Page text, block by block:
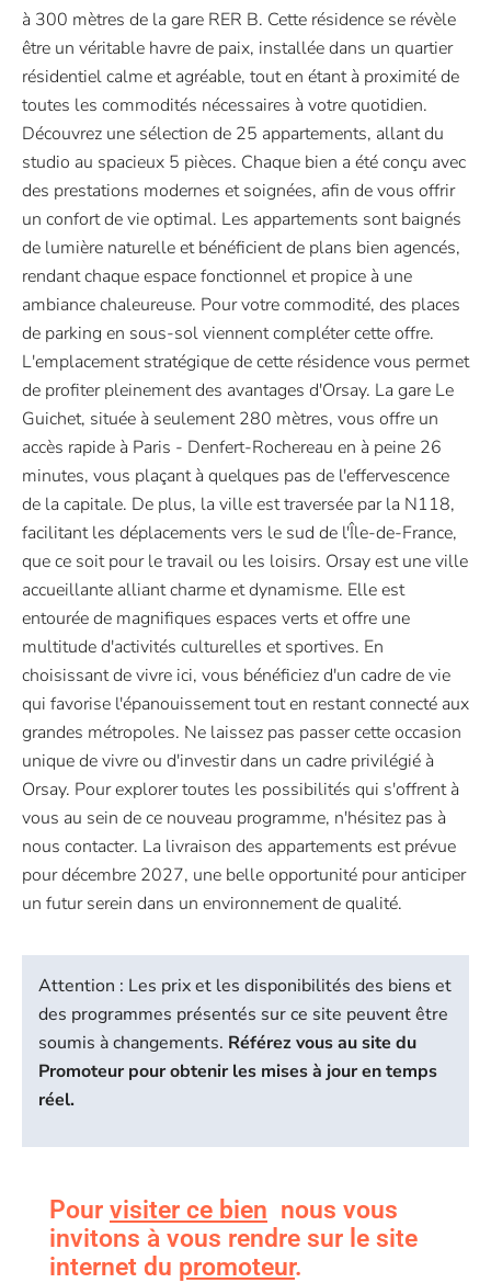
à 300 mètres de la gare RER B. Cette résidence se révèle
être un véritable havre de paix, installée dans un quartier
résidentiel calme et agréable, tout en étant à proximité de
toutes les commodités nécessaires à votre quotidien.
Découvrez une sélection de 25 appartements, allant du
studio au spacieux 5 pièces. Chaque bien a été conçu avec
des prestations modernes et soignées, afin de vous offrir
un confort de vie optimal. Les appartements sont baignés
de lumière naturelle et bénéficient de plans bien agencés,
rendant chaque espace fonctionnel et propice à une
ambiance chaleureuse. Pour votre commodité, des places
de parking en sous-sol viennent compléter cette offre.
L'emplacement stratégique de cette résidence vous permet
de profiter pleinement des avantages d'Orsay. La gare Le
Guichet, située à seulement 280 mètres, vous offre un
accès rapide à Paris - Denfert-Rochereau en à peine 26
minutes, vous plaçant à quelques pas de l'effervescence
de la capitale. De plus, la ville est traversée par la N118,
facilitant les déplacements vers le sud de l'Île-de-France,
que ce soit pour le travail ou les loisirs. Orsay est une ville
accueillante alliant charme et dynamisme. Elle est
entourée de magnifiques espaces verts et offre une
multitude d'activités culturelles et sportives. En
choisissant de vivre ici, vous bénéficiez d'un cadre de vie
qui favorise l'épanouissement tout en restant connecté aux
grandes métropoles. Ne laissez pas passer cette occasion
unique de vivre ou d'investir dans un cadre privilégié à
Orsay. Pour explorer toutes les possibilités qui s'offrent à
vous au sein de ce nouveau programme, n'hésitez pas à
nous contacter. La livraison des appartements est prévue
pour décembre 2027, une belle opportunité pour anticiper
un futur serein dans un environnement de qualité.
Attention : Les prix et les disponibilités des biens et
des programmes présentés sur ce site peuvent être
soumis à changements. Référez vous au site du
Promoteur pour obtenir les mises à jour en temps
réel.
Pour visiter ce bien nous vous
invitons à vous rendre sur le site
internet du promoteur.